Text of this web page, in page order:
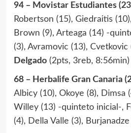
94 – Movistar Estudiantes
Robertson (15), Giedraitis
Brown (9), Arteaga (14) -
(3), Avramovic (13), Cvetkovic
Delgado(2pts, 3reb, 8:56min)
68 – Herbalife Gran Canaria
Albicy (10), Okoye (8), Dimsa
Willey (13) -quinteto inicial-,
(4), Della Valle (3),